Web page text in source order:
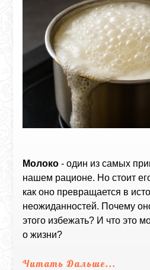
Молоко - один из самых
нашем рационе. Но стоит
как оно превращается в
неожиданностей. Почему
этого избежать? И что это
о жизни?
Читать Дальше...